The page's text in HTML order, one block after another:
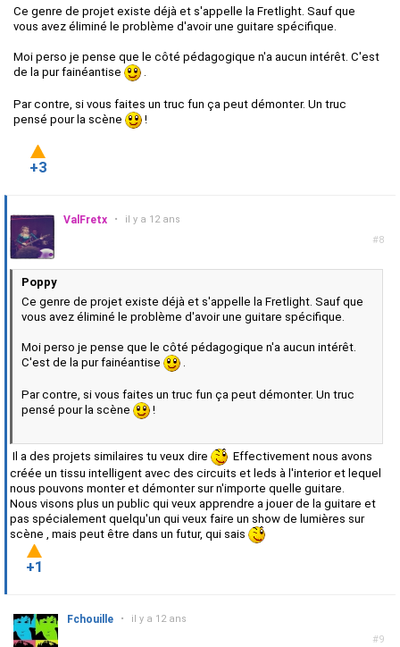
Ce genre de projet existe déjà et s'appelle la Fretlight. Sauf que
vous avez éliminé le problème d'avoir une guitare spécifique.
Moi perso je pense que le côté pédagogique n'a aucun intérêt. C'est
de la pur fainéantise
.
Par contre, si vous faites un truc fun ça peut démonter. Un truc
pensé pour la scène
!
+3
#8
ValFretx • il y a 12 ans
Poppy
Ce genre de projet existe déjà et s'appelle la Fretlight. Sauf que
vous avez éliminé le problème d'avoir une guitare spécifique.
Moi perso je pense que le côté pédagogique n'a aucun intérêt.
C'est de la pur fainéantise
.
Par contre, si vous faites un truc fun ça peut démonter. Un truc
pensé pour la scène
!
Il a des projets similaires tu veux dire
Effectivement nous avons
créée un tissu intelligent avec des circuits et leds à l'interior et lequel
nous pouvons monter et démonter sur n'importe quelle guitare.
Nous visons plus un public qui veux apprendre a jouer de la guitare et
pas spécialement quelqu'un qui veux faire un show de lumières sur
scène , mais peut être dans un futur, qui sais
+1
#9
Fchouille • il y a 12 ans